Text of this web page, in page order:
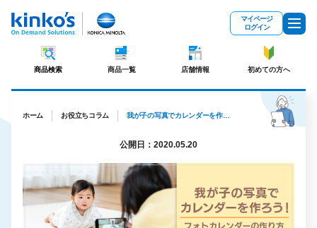
マイページ
ログイン
商品検索 商品一覧 店舗情報 初めての方へ
ホーム お役立ちコラム 我が子の写真でカレンダーを作ろう！フォトカレンダーの作り方
公開日：2020.05.20